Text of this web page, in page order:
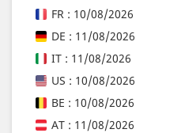
FR : 10/08/2026
DE : 11/08/2026
IT : 11/08/2026
US : 10/08/2026
BE : 10/08/2026
AT : 11/08/2026